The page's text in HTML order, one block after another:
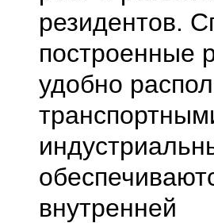
резидентов.
построенные
удобно
внутренней